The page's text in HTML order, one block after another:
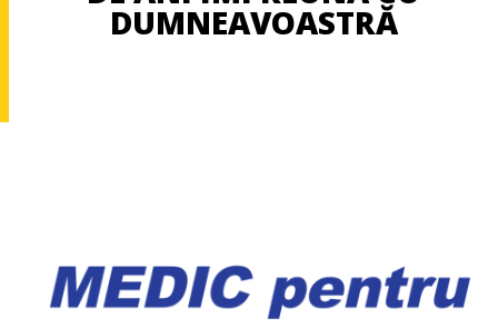
DUMNEAVOASTRĂ